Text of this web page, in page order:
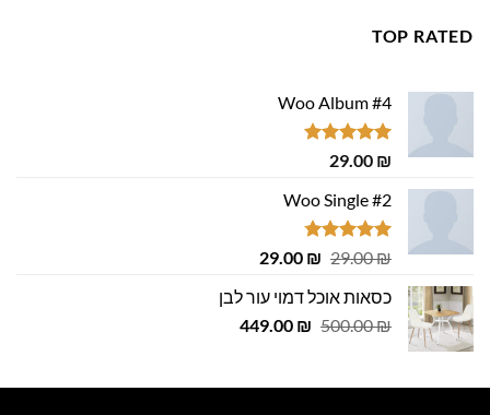
TOP RATED
Woo Album #4
דורג5.00
29.00 ₪
Woo Single #2
דורג4.75
29.00₪
המחיר
היה:
29.00 ₪.
29.00 ₪
המחיר
הוא:
29.00 ₪.
כסאות אוכל דמוי עור לבן
500.00₪
המחיר
500.00 ₪.
449.00 ₪
המחיר
449.00 ₪.